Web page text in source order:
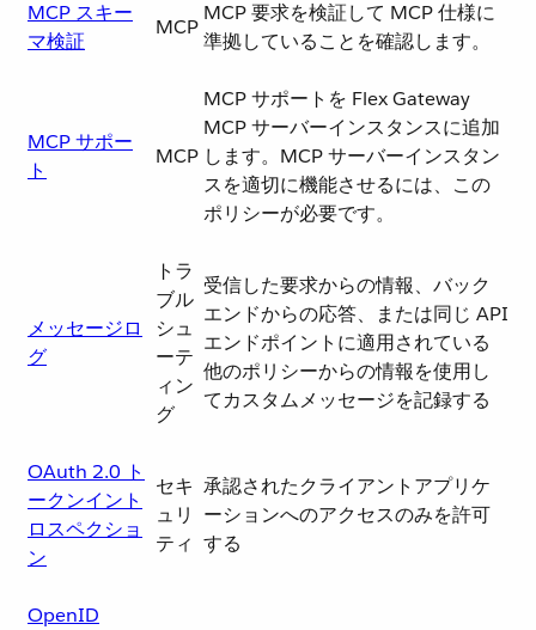
MCP スキー
マ検証
MCP
MCP 要求を検証して MCP 仕様に
準拠していることを確認します。
MCP サポー
ト
MCP
MCP サポートを Flex Gateway
MCP サーバーインスタンスに追加
します。MCP サーバーインスタン
スを適切に機能させるには、この
ポリシーが必要です。
メッセージロ
グ
トラ
ブル
シュ
ーテ
ィン
グ
受信した要求からの情報、バック
エンドからの応答、または同じ API
エンドポイントに適用されている
他のポリシーからの情報を使用し
てカスタムメッセージを記録する
OAuth 2.0 ト
ークンイント
ロスペクショ
ン
セキ
ュリ
ティ
承認されたクライアントアプリケ
ーションへのアクセスのみを許可
する
OpenID